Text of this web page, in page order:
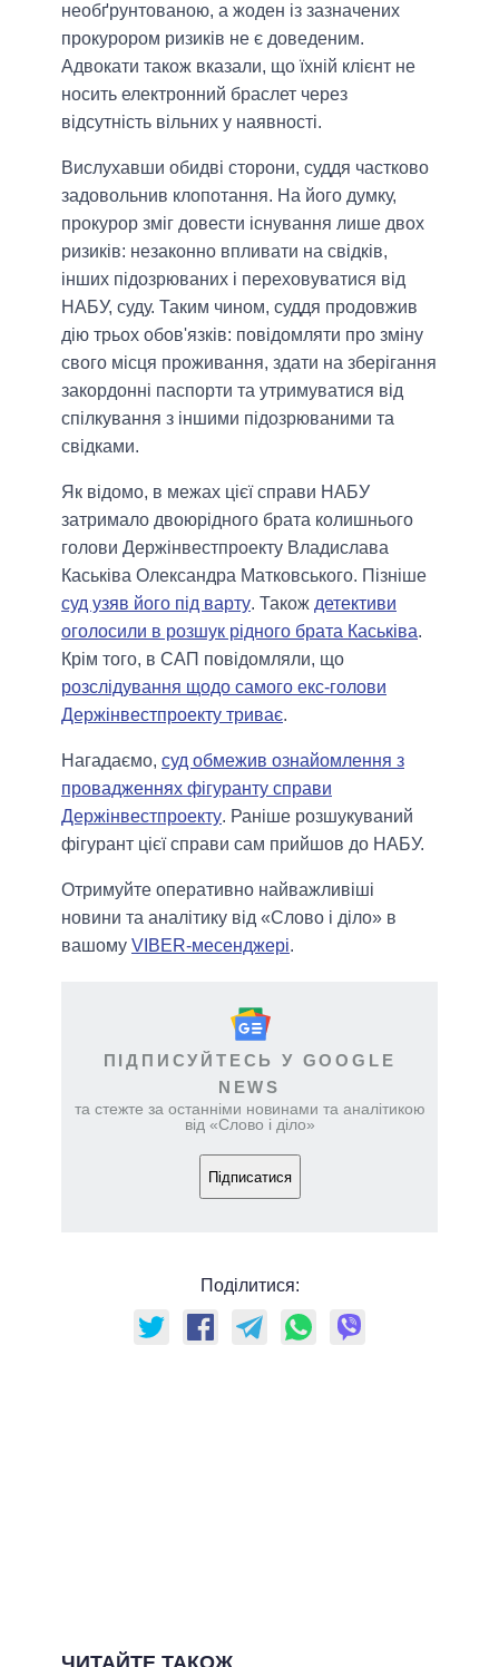
необґрунтованою, а жоден із зазначених
прокурором ризиків не є доведеним.
Адвокати також вказали, що їхній клієнт не
носить електронний браслет через
відсутність вільних у наявності.
Вислухавши обидві сторони, суддя частково
задовольнив клопотання. На його думку,
прокурор зміг довести існування лише двох
ризиків: незаконно впливати на свідків,
інших підозрюваних і переховуватися від
НАБУ, суду. Таким чином, суддя продовжив
дію трьох обов'язків: повідомляти про зміну
свого місця проживання, здати на зберігання
закордонні паспорти та утримуватися від
спілкування з іншими підозрюваними та
свідками.
Як відомо, в межах цієї справи НАБУ
затримало двоюрідного брата колишнього
голови Держінвестпроекту Владислава
Каськіва Олександра Матковського. Пізніше
суд узяв його під варту. Також детективи
оголосили в розшук рідного брата Каськіва.
Крім того, в САП повідомляли, що
розслідування щодо самого екс-голови
Держінвестпроекту триває.
Нагадаємо, суд обмежив ознайомлення з
провадженнях фігуранту справи
Держінвестпроекту. Раніше розшукуваний
фігурант цієї справи сам прийшов до НАБУ.
Отримуйте оперативно найважливіші
новини та аналітику від «Слово і діло» в
вашому VIBER-месенджері.
ПІДПИСУЙТЕСЬ У GOOGLE
NEWS
та стежте за останніми новинами та аналітикою
від «Слово і діло»
Підписатися
Поділитися: